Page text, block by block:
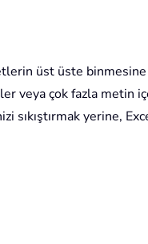
üst üste
veya çok fazla metin
sıkıştırmak yerine,